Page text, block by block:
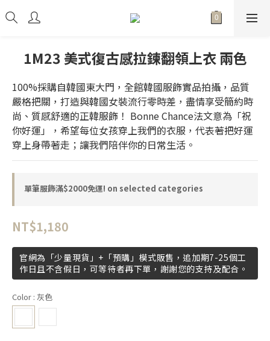
1M23 美式復古感拉鍊翻領上衣 兩色
100%採購自韓國東大門，全館韓國服飾實品拍攝，品質
嚴格把關，打造與韓國女裝流行零時差，盡情享受簡約時
尚、質感舒適的正韓服飾！ Bonne Chance法文意為「祝
你好運」，希望每位女孩穿上我們的衣服，代表著把好運
穿上身帶著走；讓我們陪伴你的日常生活。
單筆服飾滿$2000免運! on selected categories
NT$1,180
官網為「少量現貨」+「預購」模式販售，追加期7-25個工
作日且不含假日，可等待者再下單，謝謝您的支持及配合。
Color : 灰色